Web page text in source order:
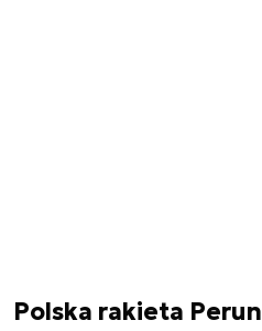
Polska rakieta Perun